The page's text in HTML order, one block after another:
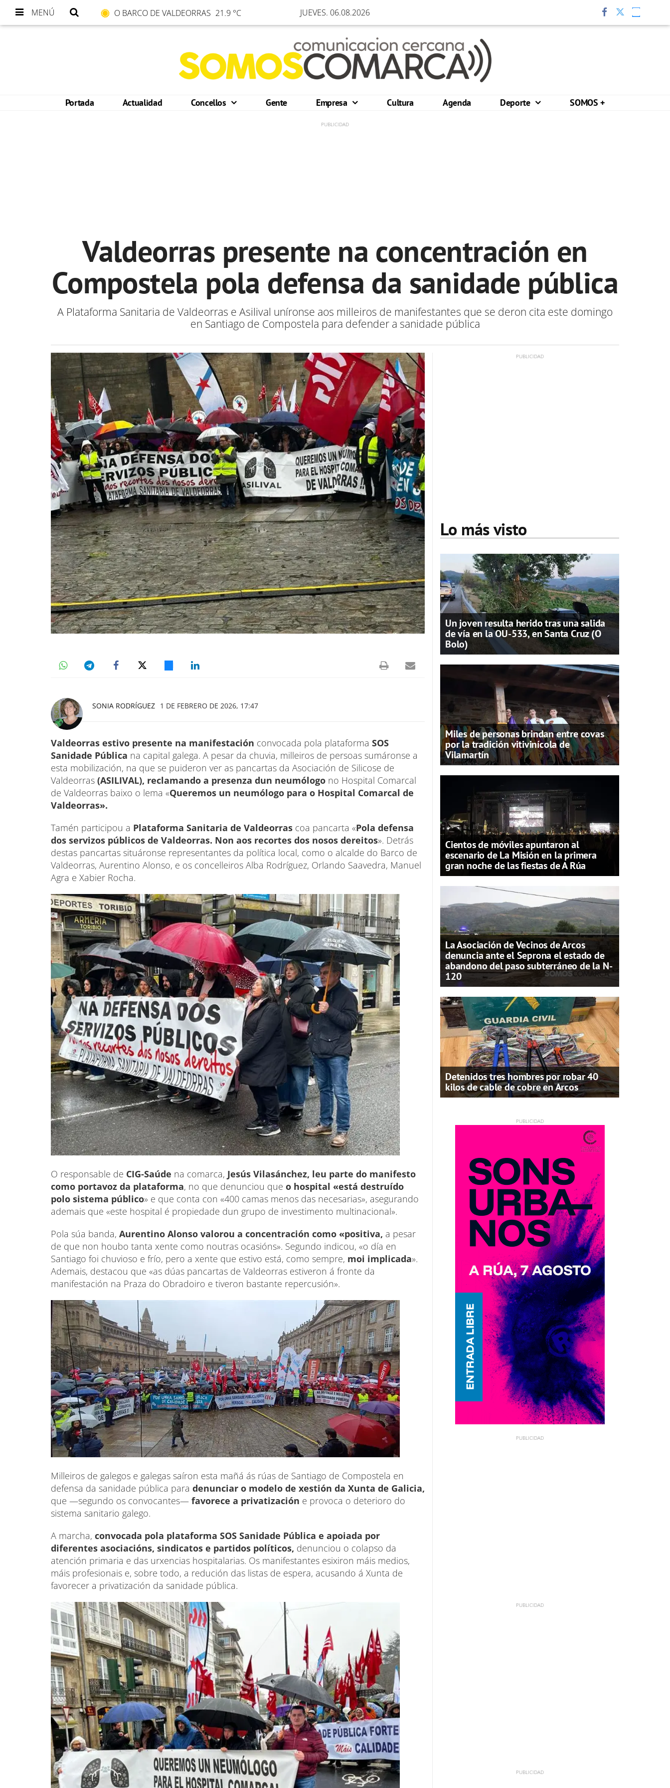
MENÚ O BARCO DE VALDEORRAS 21.9 °C JUEVES. 06.08.2026
Portada Actualidad Concellos Gente Empresa Cultura Agenda Deporte SOMOS +
Valdeorras presente na concentración en
Compostela pola defensa da sanidade pública
A Plataforma Sanitaria de Valdeorras e Asilival uníronse aos milleiros de manifestantes que se deron cita este domingo
en Santiago de Compostela para defender a sanidade pública
SONIA RODRÍGUEZ 1 DE FEBRERO DE 2026, 17:47
Valdeorras estivo presente na manifestación convocada pola plataforma SOS
Sanidade Pública na capital galega. A pesar da chuvia, milleiros de persoas sumáronse a
esta mobilización, na que se puideron ver as pancartas da Asociación de Silicose de
Valdeorras (ASILIVAL), reclamando a presenza dun neumólogo no Hospital Comarcal
de Valdeorras baixo o lema «Queremos un neumólogo para o Hospital Comarcal de
Valdeorras».
Tamén participou a Plataforma Sanitaria de Valdeorras coa pancarta «Pola defensa
dos servizos públicos de Valdeorras. Non aos recortes dos nosos dereitos». Detrás
destas pancartas situáronse representantes da política local, como o alcalde do Barco de
Valdeorras, Aurentino Alonso, e os concelleiros Alba Rodríguez, Orlando Saavedra, Manuel
Agra e Xabier Rocha.
O responsable de CIG-Saúde na comarca, Jesús Vilasánchez, leu parte do manifesto
como portavoz da plataforma, no que denunciou que o hospital «está destruído
polo sistema público» e que conta con «400 camas menos das necesarias», asegurando
ademais que «este hospital é propiedade dun grupo de investimento multinacional».
Pola súa banda, Aurentino Alonso valorou a concentración como «positiva, a pesar
de que non houbo tanta xente como noutras ocasións». Segundo indicou, «o día en
Santiago foi chuvioso e frío, pero a xente que estivo está, como sempre, moi implicada».
Ademais, destacou que «as dúas pancartas de Valdeorras estiveron á fronte da
manifestación na Praza do Obradoiro e tiveron bastante repercusión».
Milleiros de galegos e galegas saíron esta mañá ás rúas de Santiago de Compostela en
defensa da sanidade pública para denunciar o modelo de xestión da Xunta de Galicia,
que —segundo os convocantes— favorece a privatización e provoca o deterioro do
sistema sanitario galego.
A marcha, convocada pola plataforma SOS Sanidade Pública e apoiada por
diferentes asociacións, sindicatos e partidos políticos, denunciou o colapso da
atención primaria e das urxencias hospitalarias. Os manifestantes esixiron máis medios,
máis profesionais e, sobre todo, a redución das listas de espera, acusando á Xunta de
favorecer a privatización da sanidade pública.
Lo más visto
Un joven resulta herido tras una salida
de vía en la OU-533, en Santa Cruz (O
Bolo)
Miles de personas brindan entre covas
por la tradición vitivinícola de
Vilamartín
Cientos de móviles apuntaron al
escenario de La Misión en la primera
gran noche de las fiestas de A Rúa
La Asociación de Vecinos de Arcos
denuncia ante el Seprona el estado de
abandono del paso subterráneo de la N-
120
Detenidos tres hombres por robar 40
kilos de cable de cobre en Arcos